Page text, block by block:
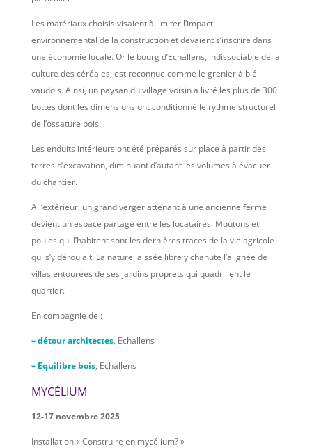
Les matériaux choisis visaient à limiter l’impact
environnemental de la construction et devaient s’inscrire dans
une économie locale. Or le bourg d’Echallens, indissociable de la
culture des céréales, est reconnue comme le grenier à blé
vaudois. Ainsi, un paysan du village voisin a livré les plus de 300
bottes dont les dimensions ont conditionné le rythme structurel
de l’ossature bois.
Les enduits intérieurs ont été préparés sur place à partir des
terres d’excavation, diminuant d’autant les volumes à évacuer
du chantier.
A l’extérieur, un grand verger attenant à une ancienne ferme
devient un espace partagé entre les locataires. Moutons et
poules qui l’habitent sont les dernières traces de la vie agricole
qui s’y déroulait. La nature laissée libre y chahute l’alignée de
villas entourées de ses jardins proprets qui quadrillent le
quartier.
En compagnie de :
– détour architectes, Echallens
– Equilibre bois, Echallens
MYCÉLIUM
12-17 novembre 2025
Installation « Construire en mycélium? »